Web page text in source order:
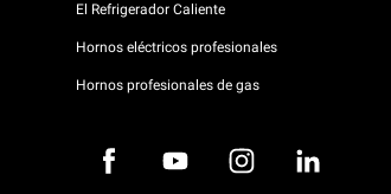
El Refrigerador Caliente
Hornos eléctricos profesionales
Hornos profesionales de gas